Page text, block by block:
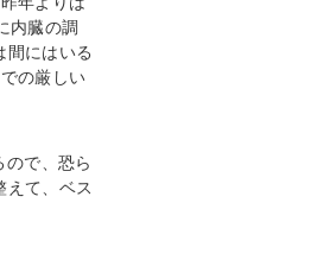
内臓の調
間にはいる
の厳しい
で、恐ら
えて、ベス